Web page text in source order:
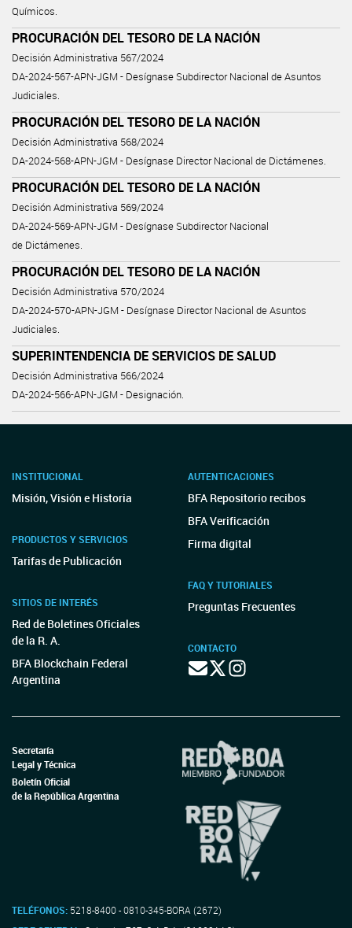
Químicos.
PROCURACIÓN DEL TESORO DE LA NACIÓN
Decisión Administrativa 567/2024
DA-2024-567-APN-JGM - Desígnase Subdirector Nacional de Asuntos
Judiciales.
PROCURACIÓN DEL TESORO DE LA NACIÓN
Decisión Administrativa 568/2024
DA-2024-568-APN-JGM - Desígnase Director Nacional de Dictámenes.
PROCURACIÓN DEL TESORO DE LA NACIÓN
Decisión Administrativa 569/2024
DA-2024-569-APN-JGM - Desígnase Subdirector Nacional
de Dictámenes.
PROCURACIÓN DEL TESORO DE LA NACIÓN
Decisión Administrativa 570/2024
DA-2024-570-APN-JGM - Desígnase Director Nacional de Asuntos
Judiciales.
SUPERINTENDENCIA DE SERVICIOS DE SALUD
Decisión Administrativa 566/2024
DA-2024-566-APN-JGM - Designación.
INSTITUCIONAL
Misión, Visión e Historia
PRODUCTOS Y SERVICIOS
Tarifas de Publicación
SITIOS DE INTERÉS
Red de Boletines Oficiales
de la R. A.
BFA Blockchain Federal
Argentina
AUTENTICACIONES
BFA Repositorio recibos
BFA Verificación
Firma digital
FAQ Y TUTORIALES
Preguntas Frecuentes
CONTACTO
Secretaría
Legal y Técnica
Boletín Oficial
de la República Argentina
TELÉFONOS: 5218-8400 - 0810-345-BORA (2672)